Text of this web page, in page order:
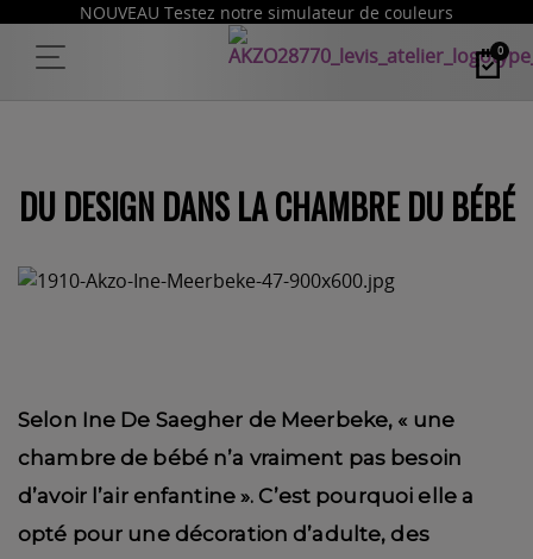
NOUVEAU Testez notre simulateur de couleurs
0
DU DESIGN DANS LA CHAMBRE DU BÉBÉ
Selon Ine De Saegher de Meerbeke, « une
chambre de bébé n’a vraiment pas besoin
d’avoir l’air enfantine ». C’est pourquoi elle a
opté pour une décoration d’adulte, des